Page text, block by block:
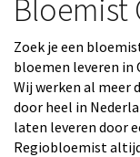
Bloemist
Zoek je een
bloemen leveren
Wij werken al meer
door heel in
laten leveren door
Regiobloemist